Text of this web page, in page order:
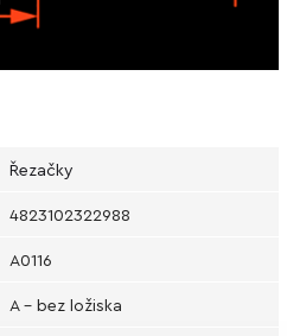
Řezačky
4823102322988
A0116
A - bez ložiska